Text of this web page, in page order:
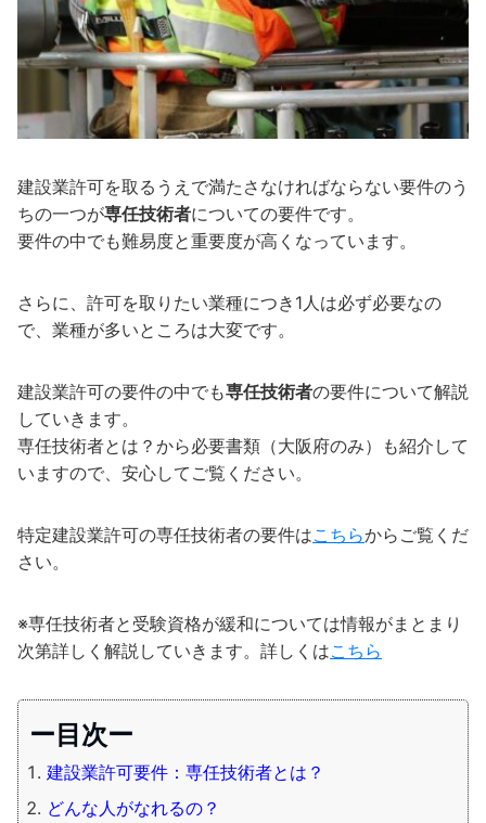
建設業許可を取るうえで満たさなければならない要件のう
ちの一つが専任技術者についての要件です。
要件の中でも難易度と重要度が高くなっています。
さらに、許可を取りたい業種につき1人は必ず必要なの
で、業種が多いところは大変です。
建設業許可の要件の中でも専任技術者の要件について解説
していきます。
専任技術者とは？から必要書類（大阪府のみ）も紹介して
いますので、安心してご覧ください。
特定建設業許可の専任技術者の要件はこちらからご覧くだ
さい。
※専任技術者と受験資格が緩和については情報がまとまり
次第詳しく解説していきます。詳しくはこちら
ー目次ー
建設業許可要件：専任技術者とは？
どんな人がなれるの？